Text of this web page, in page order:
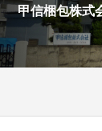
甲信梱包株式